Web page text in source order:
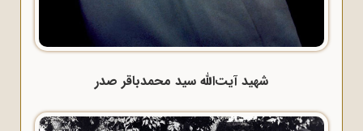
شهید آیت‌الله سید محمدباقر صدر